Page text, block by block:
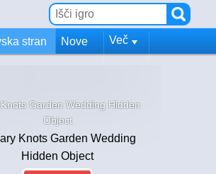
stran Nove Več
Garden Wedding Hidden
Object